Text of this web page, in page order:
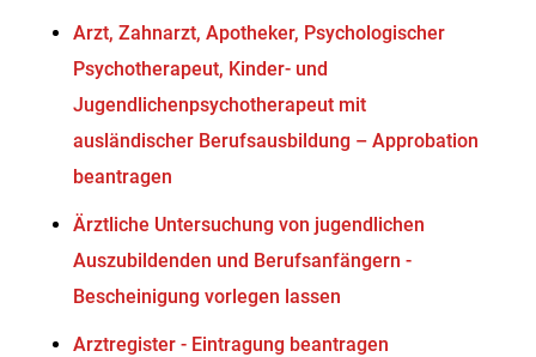
Arzt, Zahnarzt, Apotheker, Psychologischer
Psychotherapeut, Kinder- und
Jugendlichenpsychotherapeut mit
ausländischer Berufsausbildung – Approbation
beantragen
Ärztliche Untersuchung von jugendlichen
Auszubildenden und Berufsanfängern -
Bescheinigung vorlegen lassen
Arztregister - Eintragung beantragen